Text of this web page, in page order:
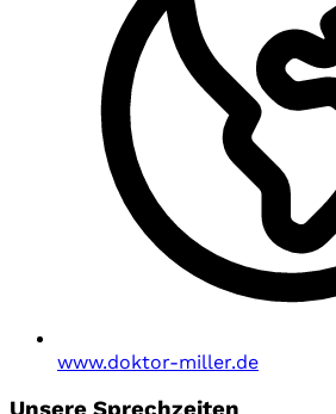
www.doktor-miller.de